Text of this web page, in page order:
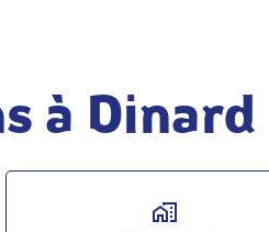
à Dinard